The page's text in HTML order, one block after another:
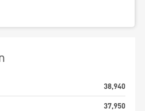
38,940
37,950